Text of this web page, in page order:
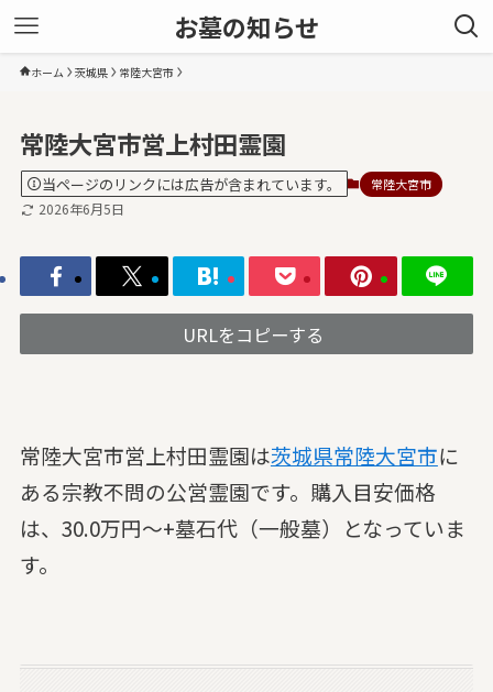
お墓の知らせ
ホーム 茨城県 常陸大宮市
常陸大宮市営上村田霊園
当ページのリンクには広告が含まれています。 常陸大宮市
2026年6月5日
URLをコピーする
常陸大宮市営上村田霊園は茨城県常陸大宮市に
ある宗教不問の公営霊園です。購入目安価格
は、30.0万円～+墓石代（一般墓）となっていま
す。